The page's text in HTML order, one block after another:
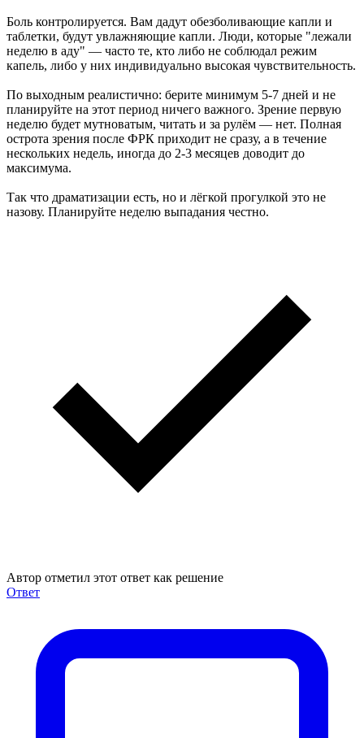
Боль контролируется. Вам дадут обезболивающие капли и
таблетки, будут увлажняющие капли. Люди, которые "лежали
неделю в аду" — часто те, кто либо не соблюдал режим
капель, либо у них индивидуально высокая чувствительность.
По выходным реалистично: берите минимум 5-7 дней и не
планируйте на этот период ничего важного. Зрение первую
неделю будет мутноватым, читать и за рулём — нет. Полная
острота зрения после ФРК приходит не сразу, а в течение
нескольких недель, иногда до 2-3 месяцев доводит до
максимума.
Так что драматизации есть, но и лёгкой прогулкой это не
назову. Планируйте неделю выпадания честно.
Автор отметил этот ответ как решение
Ответ